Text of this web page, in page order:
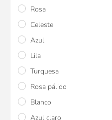
Rosa
Celeste
Azul
Lila
Turquesa
Rosa pálido
Blanco
Azul claro